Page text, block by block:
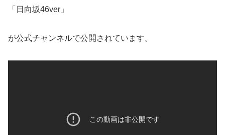
「日向坂46ver」
が公式チャンネルで公開されています。